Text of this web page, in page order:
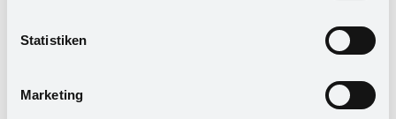
widerrufen. Mehr Informationen finden Sie in unserer
Impressum.
Statistiken
Marketing